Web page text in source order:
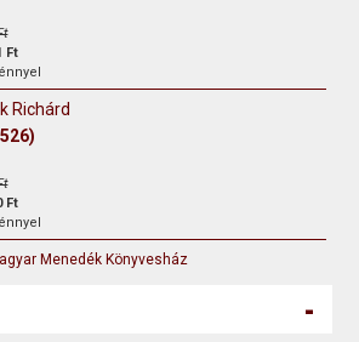
Ft
Richárd
Ft
Menedék Könyvesház
-